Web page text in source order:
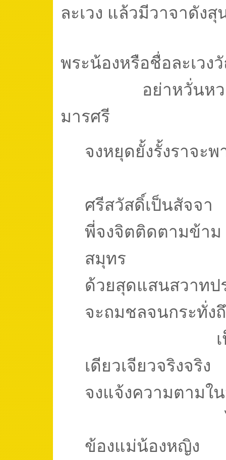
ละเวง แล้วมีวาจาดัง
พระน้องหรือชื่อละเว
อย่าหวั่น
มารศรี
จงหยุดยั้งรั้งราจะพ
ศรีสวัสดิ์เป็นสัจจา
พี่จงจิตติดตามข้าม
สมุทร
ด้วยสุดแสนสวาทป
จะถมชลจนกระทั่ง
เดียวเจียวจริงจริง
จงแจ้งความตามใ
ข้องแม่น้องหญิง